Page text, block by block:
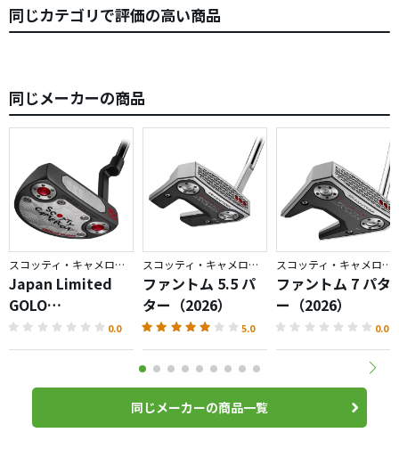
同じカテゴリで評価の高い商品
同じメーカーの商品
スコッティ・キャメロン／GOLO
Japan Limited
GOLO
6.2R（2026）パタ
ー
0.0
スコッティ・キャメロン／PHANTOM
ファントム 5.5 パ
ター（2026）
5.0
スコッティ・キャメロン／PHANTOM
ファントム 7 パタ
ー（2026）
0.0
同じメーカーの商品一覧